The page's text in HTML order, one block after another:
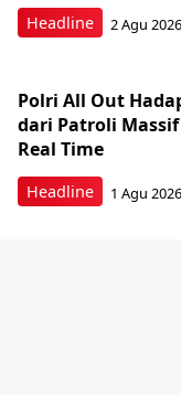
Headline 2 Agu
Headline
Polri All Out
dari Patroli
Real Time
1 Agu